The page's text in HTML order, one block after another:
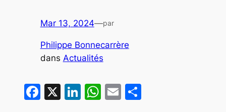
Mar 13, 2024—par
Philippe Bonnecarrère
dans Actualités
Facebook
X LinkedIn
WhatsApp
EmailPartager